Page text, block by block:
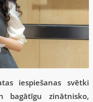
iespiešanas svētki
bagātīgu zinātnisko,